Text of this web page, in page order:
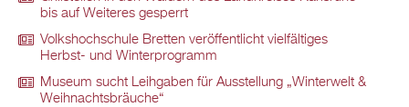
bis auf Weiteres gesperrt
Volkshochschule Bretten veröffentlicht vielfältiges
Herbst- und Winterprogramm
Museum sucht Leihgaben für Ausstellung „Winterwelt &
Weihnachtsbräuche“